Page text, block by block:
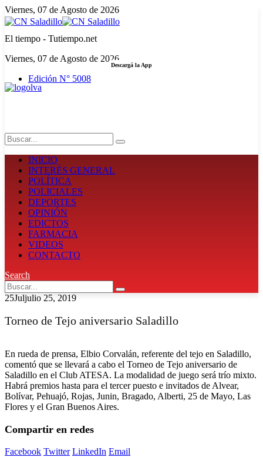
Viernes, 07 de Agosto de 2026
El tiempo - Tutiempo.net
Viernes, 07 de Agosto de 2026
Edición N° 5008
Descargá la App
INICIO
INTERÉS GENERAL
POLÍTICA
POLICIALES
DEPORTES
OPINIÓN
EDICTOS
FARMACIA
VIDEOS
CONTACTO
Search
25Juljulio 25, 2019
Torneo de Tejo aniversario Saladillo
En rueda de prensa, Elbio Corvalán, referente del tejo en Saladillo,
comentó que se llevará a cabo el Torneo de Tejo aniversario de
Saladillo en el Club ATESA. La modalidad de juego será trío mixto.
Habrá premios hasta para el tercer puesto e invitados de Alvear,
Bolívar, Pehuajó, Rojas, Junin, Bragado, Alberti, 25 de Mayo, Las
Flores y el Gran Buenos Aires.
Compartir en redes
Facebook Twitter LinkedIn Email